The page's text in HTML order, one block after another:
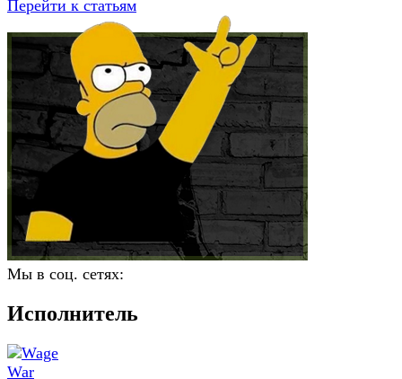
Перейти к статьям
Мы в соц. сетях:
Исполнитель